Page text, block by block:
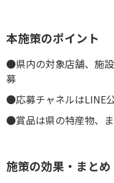
本施策のポイント
●県内の対象店舗、施
募
●応募チャネルはLINE
●賞品は県の特産物、
施策の効果・まとめ